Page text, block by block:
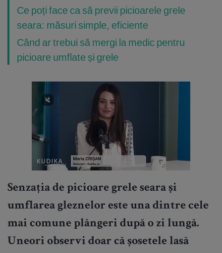
Ce poți face ca să previi picioarele grele
seara: măsuri simple, eficiente
Când ar trebui să mergi la medic pentru
picioare umflate și grele
Senzația de picioare grele seara și
umflarea gleznelor este una dintre cele
mai comune plângeri după o zi lungă.
Uneori observi doar că șosetele lasă